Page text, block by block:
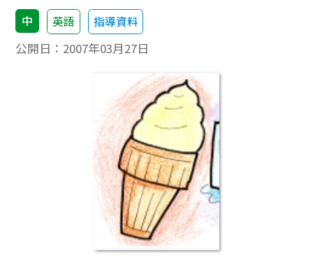
中 英語 指導資料
公開日： 2007年03月27日